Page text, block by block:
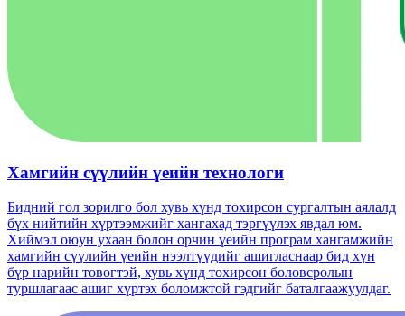
Хамгийн сүүлийн үеийн технологи
Бидний гол зорилго бол хувь хүнд тохирсон сургалтын аялалд
бүх нийтийн хүртээмжийг хангахад тэргүүлэх явдал юм.
Хиймэл оюун ухаан болон орчин үеийн програм хангамжийн
хамгийн сүүлийн үеийн нээлтүүдийг ашигласнаар бид хүн
бүр нарийн төвөгтэй, хувь хүнд тохирсон боловсролын
туршлагаас ашиг хүртэх боломжтой гэдгийг баталгаажуулдаг.